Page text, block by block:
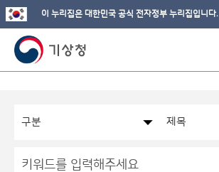
이 누리집은 대한민국 공식 전자정부 누리집입니다.